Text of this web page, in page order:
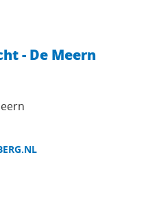
- De Meern